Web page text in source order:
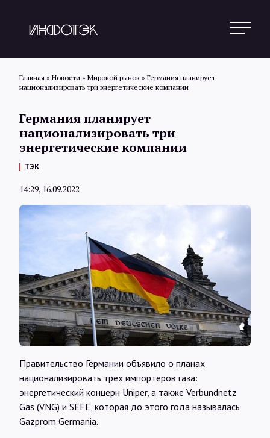
Новости
Обзоры
Интервью
Карты
О нас
@Infotek_Russia
Главная » Новости » Мировой рынок » Германия планирует
национализировать три энергетические компании
Германия планирует
национализировать три
энергетические компании
ТЭК
14:29, 16.09.2022
Правительство Германии объявило о планах
национализировать трех импортеров газа:
энергетический концерн Uniper, а также Verbundnetz
Gas (VNG) и SEFE, которая до этого года называлась
Gazprom Germania.